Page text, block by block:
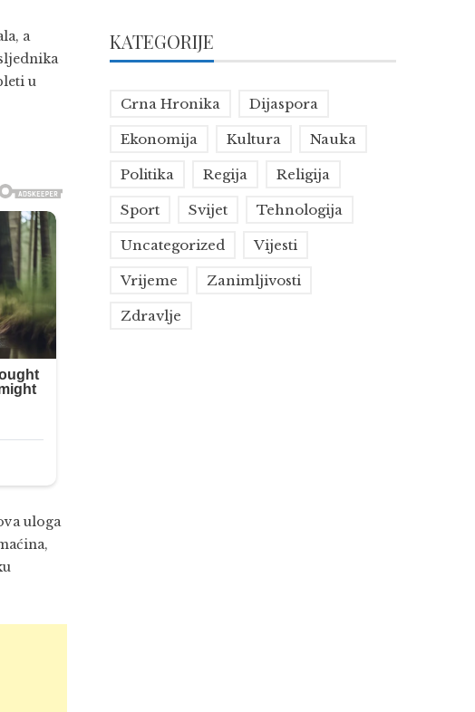
a
u
uloga
KATEGORIJE
Crna Hronika Dijaspora
Ekonomija Kultura Nauka
Politika Regija Religija
Sport Svijet Tehnologija
Uncategorized Vijesti
Vrijeme Zanimljivosti
Zdravlje